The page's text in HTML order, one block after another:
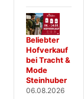
Beliebter
Hofverkauf
bei Tracht &
Mode
Steinhuber
06.08.2026